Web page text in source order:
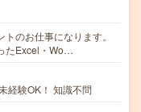
のお仕事になります。
たExcel・Wo…
経験OK！ 知識不問